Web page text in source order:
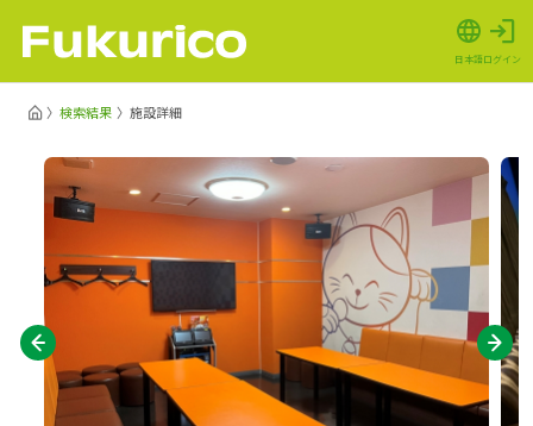
日本語ログイン
検索結果 施設詳細